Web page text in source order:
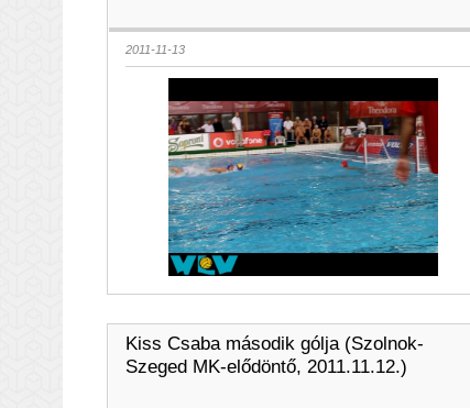
2011-11-13
Kiss Csaba második gólja (Szolnok-
Szeged MK-elődöntő, 2011.11.12.)